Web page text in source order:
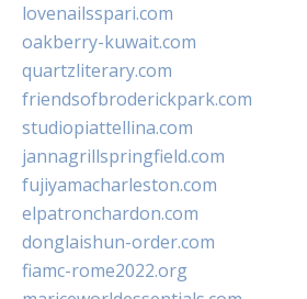
lovenailsspari.com
oakberry-kuwait.com
quartzliterary.com
friendsofbroderickpark.com
studiopiattellina.com
jannagrillspringfield.com
fujiyamacharleston.com
elpatronchardon.com
donglaishun-order.com
fiamc-rome2022.org